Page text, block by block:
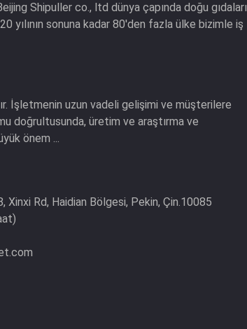
Shipuller co., ltd dünya çapında doğu gıdaları
yılının sonuna kadar 80'den fazla ülke bizimle iş
İşletmenin uzun vadeli gelişimi ve müşterilere
doğrultusunda, üretim ve araştırma ve
önem ...
Xinxi Rd, Haidian Bölgesi, Pekin, Çin.10085